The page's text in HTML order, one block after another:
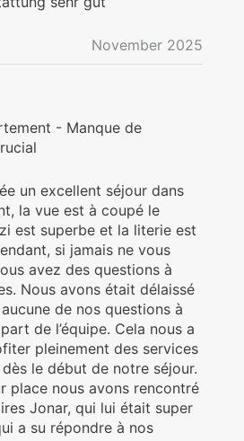
November 2025
- Manque de
un excellent séjour dans
la vue est à coupé le
est superbe et la literie est
si jamais ne vous
avez des questions à
Nous avons était délaissé
de nos questions à
de l’équipe. Cela nous a
pleinement des services
le début de notre séjour.
place nous avons rencontré
Jonar, qui lui était super
a su répondre à nos